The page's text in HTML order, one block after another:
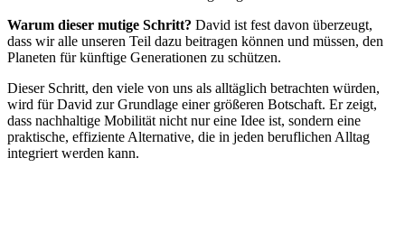
Warum dieser mutige Schritt? David ist fest davon überzeugt,
dass wir alle unseren Teil dazu beitragen können und müssen, den
Planeten für künftige Generationen zu schützen.
Dieser Schritt, den viele von uns als alltäglich betrachten würden,
wird für David zur Grundlage einer größeren Botschaft. Er zeigt,
dass nachhaltige Mobilität nicht nur eine Idee ist, sondern eine
praktische, effiziente Alternative, die in jeden beruflichen Alltag
integriert werden kann.